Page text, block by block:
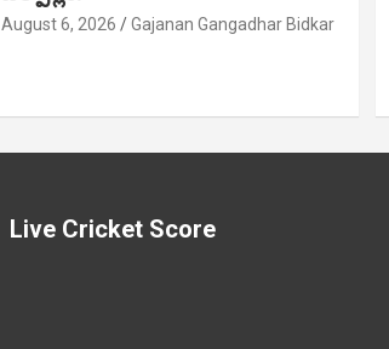
August 6, 2026 Gajanan Gangadhar Bidkar
Live Cricket Score